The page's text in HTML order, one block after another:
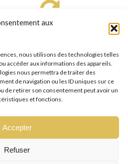
aux
nous utilisons des technologies telles
accéder aux informations des appareils.
nous permettra de traiter des
de navigation ou les ID uniques sur ce
de retirer son consentement peut avoir un
et fonctions.
Accepter
Refuser
Satisfait ou remboursé